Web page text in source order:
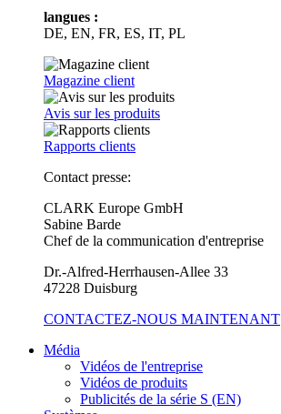
langues :
DE, EN, FR, ES, IT, PL
Magazine client
Avis sur les produits
Rapports clients
Contact presse:
CLARK Europe GmbH
Sabine Barde
Chef de la communication d'entreprise
Dr.-Alfred-Herrhausen-Allee 33
47228 Duisburg
CONTACTEZ-NOUS MAINTENANT
Média
Vidéos de l'entreprise
Vidéos de produits
Publicités de la série S (EN)